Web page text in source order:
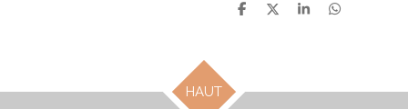
P
e
P
e
P
e
P
e
HAUT